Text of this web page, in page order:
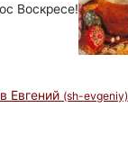
Воскресе!
Евгений (sh-evgeniy)